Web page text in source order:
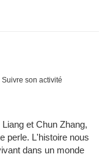
Suivre son activité
et Chun Zhang,
perle. L'histoire nous
dans un monde